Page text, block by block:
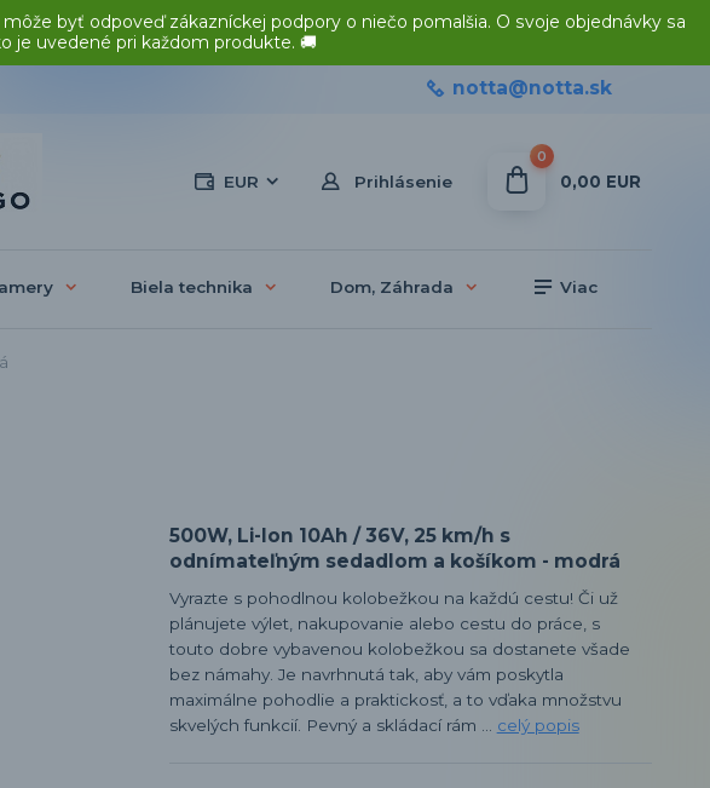
byť odpoveď zákazníckej podpory o niečo pomalšia. O svoje objednávky sa
je uvedené pri každom produkte. 🚚
EUR Prihlásenie
notta@notta.sk
0
0,00 EUR
Biela technika Dom, Záhrada Viac
500W, Li-Ion 10Ah / 36V, 25 km/h s
odnímateľným sedadlom a košíkom - modrá
Vyrazte s pohodlnou kolobežkou na každú cestu! Či už
plánujete výlet, nakupovanie alebo cestu do práce, s
touto dobre vybavenou kolobežkou sa dostanete všade
bez námahy. Je navrhnutá tak, aby vám poskytla
maximálne pohodlie a praktickosť, a to vďaka množstvu
skvelých funkcií. Pevný a skládací rám ... celý popis